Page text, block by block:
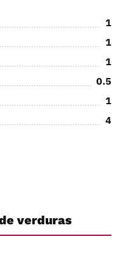
1
1
1
0.5
1
4
verduras